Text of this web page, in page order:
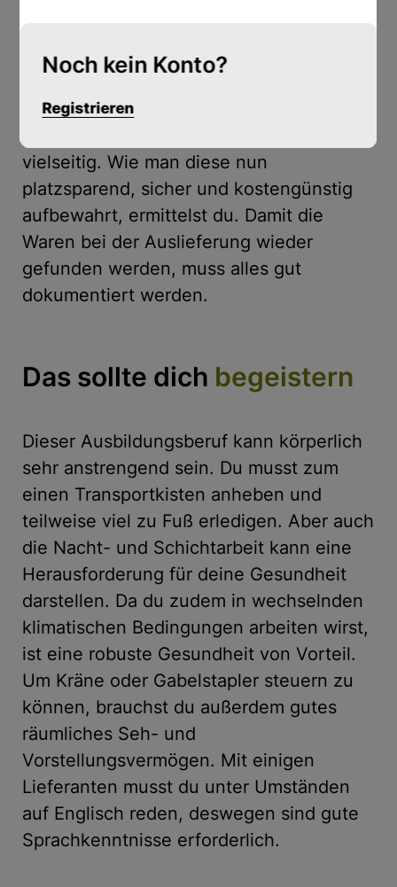
In anderen Firmen können statt den
Gasflaschen usw. angeliefert werden. Der
vielseitig. Wie man diese nun
platzsparend, sicher und kostengünstig
aufbewahrt, ermittelst du. Damit die
Waren bei der Auslieferung wieder
gefunden werden, muss alles gut
dokumentiert werden.
Das sollte dich begeistern
Dieser Ausbildungsberuf kann körperlich
sehr anstrengend sein. Du musst zum
einen Transportkisten anheben und
teilweise viel zu Fuß erledigen. Aber auch
die Nacht- und Schichtarbeit kann eine
Herausforderung für deine Gesundheit
darstellen. Da du zudem in wechselnden
klimatischen Bedingungen arbeiten wirst,
ist eine robuste Gesundheit von Vorteil.
Um Kräne oder Gabelstapler steuern zu
können, brauchst du außerdem gutes
räumliches Seh- und
Vorstellungsvermögen. Mit einigen
Lieferanten musst du unter Umständen
auf Englisch reden, deswegen sind gute
Sprachkenntnisse erforderlich.
Noch kein Konto?
Registrieren